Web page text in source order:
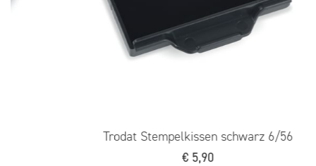
Trodat Stempelkissen schwarz 6/56